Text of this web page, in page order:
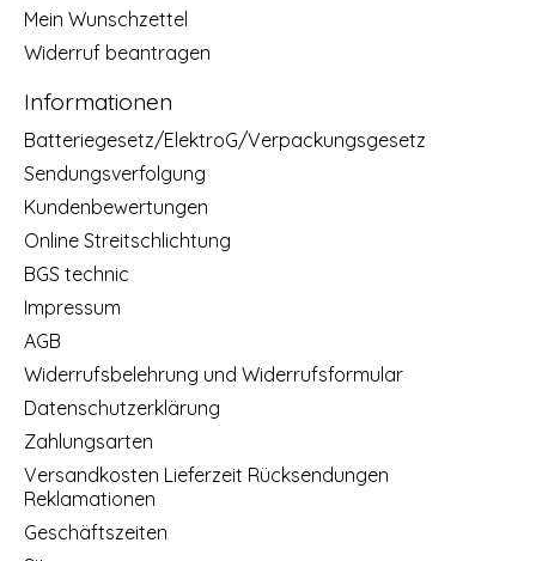
Mein Wunschzettel
Widerruf beantragen
Informationen
Batteriegesetz/ElektroG/Verpackungsgesetz
Sendungsverfolgung
Kundenbewertungen
Online Streitschlichtung
BGS technic
Impressum
AGB
Widerrufsbelehrung und Widerrufsformular
Datenschutzerklärung
Zahlungsarten
Versandkosten Lieferzeit Rücksendungen
Reklamationen
Geschäftszeiten